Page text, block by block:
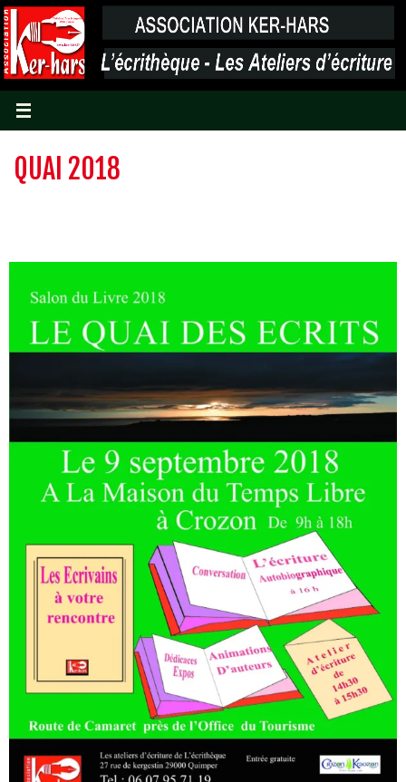
Passer
vers
le
contenu
QUAI 2018